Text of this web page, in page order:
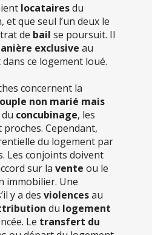
locatairesdu
que seul l’un deux le
de bail se poursuit. Il
exclusive au
ce logement loué.
concernent la
non marié mais
concubinage, les
Cependant,
du logement par
Les conjoints doivent
sur la vente ou le
immobilier. Une
y a des violencesau
du logement
Le transfert du